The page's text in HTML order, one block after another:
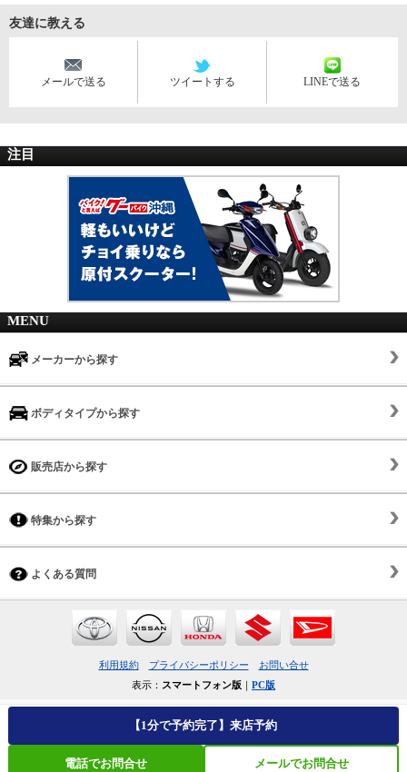
友達に教える
メールで送る ツイートする LINEで送る
【1分で予約完了】来店予約
電話でお問合せ メールでお問合せ
注目
MENU
メーカーから探す
ボディタイプから探す
販売店から探す
特集から探す
よくある質問
利用規約 プライバシーポリシー
お問い合せ
表示： スマートフォン版 PC版